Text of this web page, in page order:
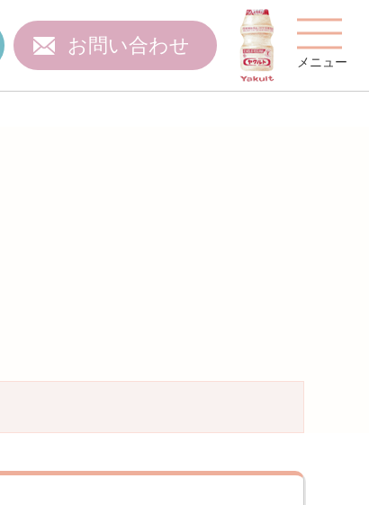
お問い合わせ
メニュー